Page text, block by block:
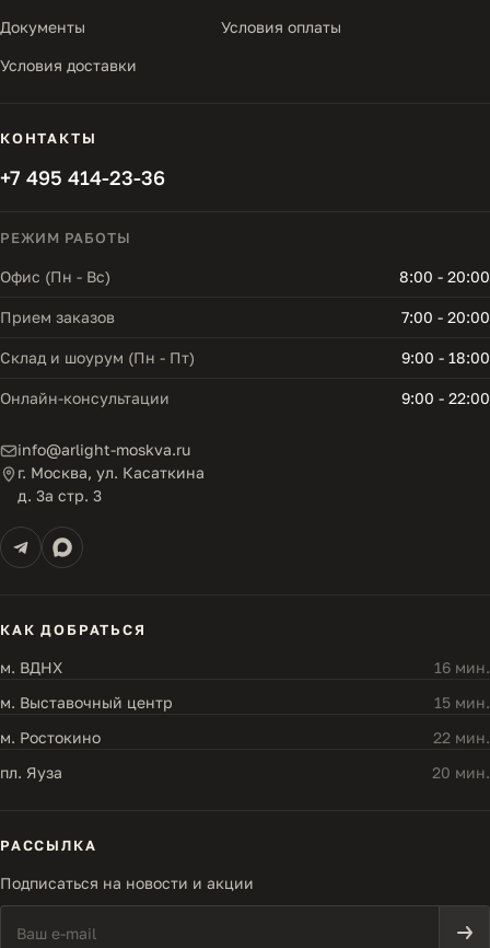
Документы Условия оплаты
Условия доставки
КОНТАКТЫ
+7 495 414-23-36
РЕЖИМ РАБОТЫ
Офис (Пн - Вс) 8:00 - 20:00
Прием заказов 7:00 - 20:00
Склад и шоурум (Пн - Пт) 9:00 - 18:00
Онлайн-консультации 9:00 - 22:00
info@arlight-moskva.ru
г. Москва, ул. Касаткина
д. 3а стр. 3
КАК ДОБРАТЬСЯ
м. ВДНХ
16 мин.
м. Выставочный центр
15 мин.
м. Ростокино
22 мин.
пл. Яуза
20 мин.
РАССЫЛКА
Подписаться на новости и акции